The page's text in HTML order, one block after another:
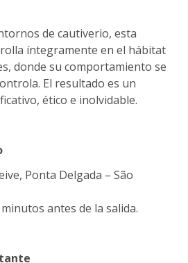
de cautiverio, esta
íntegramente en el hábitat
donde su comportamiento se
El resultado es un
ético e inolvidable.
Ponta Delgada – São
antes de la salida.